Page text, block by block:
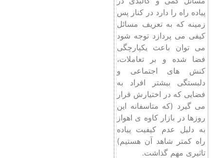
پیاده راه را دارد در کنار پس
زمینه که به تعریف مسائل
کیفی می پردازد توجه شود
می توان باعث یکپارچگی
فضا شده و بر تعاملات،
کنش های اجتماعی و
دلبستگی بیشتر افراد به
فضایی که در اختیارش قرار
می گیرد (که متاسفانه این
روزها در بازار کاوه ی اهواز
به دلیل عدم کیفیت پیاده
راه کمتر شاهد آن هستیم)
تاثیری مهم گذاشت.